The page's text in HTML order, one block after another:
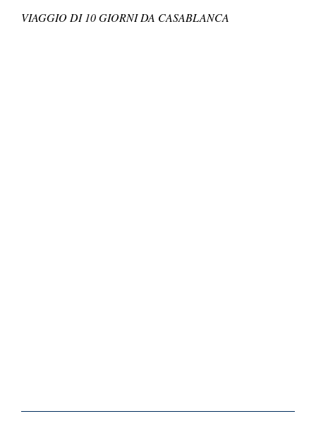
VIAGGIO DI 10 GIORNI DA CASABLANCA